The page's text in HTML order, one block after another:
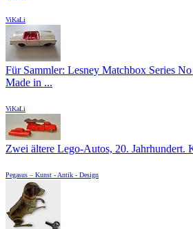
ViKaLi
Für Sammler: Lesney Matchbox Series
Made in ...
ViKaLi
Zwei ältere Lego-Autos, 20. Jahrhundert.
Pegasus – Kunst - Antik - Design